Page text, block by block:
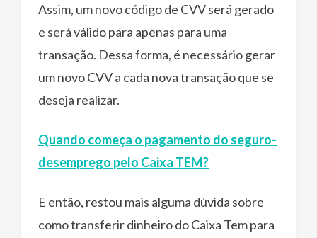
Assim, um novo código de CVV será gerado
e será válido para apenas para uma
transação. Dessa forma, é necessário gerar
um novo CVV a cada nova transação que se
deseja realizar.
Quando começa o pagamento do seguro-
desemprego pelo Caixa TEM?
E então, restou mais alguma dúvida sobre
como transferir dinheiro do Caixa Tem para